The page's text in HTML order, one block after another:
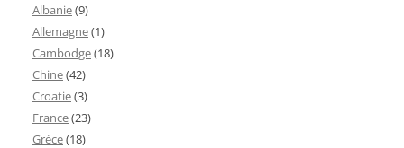
Albanie(9)
Allemagne(1)
Cambodge(18)
Chine(42)
Croatie(3)
France(23)
Grèce(18)